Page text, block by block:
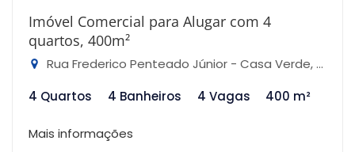
Imóvel Comercial para Alugar com 4
quartos, 400m²
Rua Frederico Penteado Júnior - Casa Verde, São Paulo-SP
4 Quartos
4 Banheiros 4 Vagas 400 m²
Mais informações